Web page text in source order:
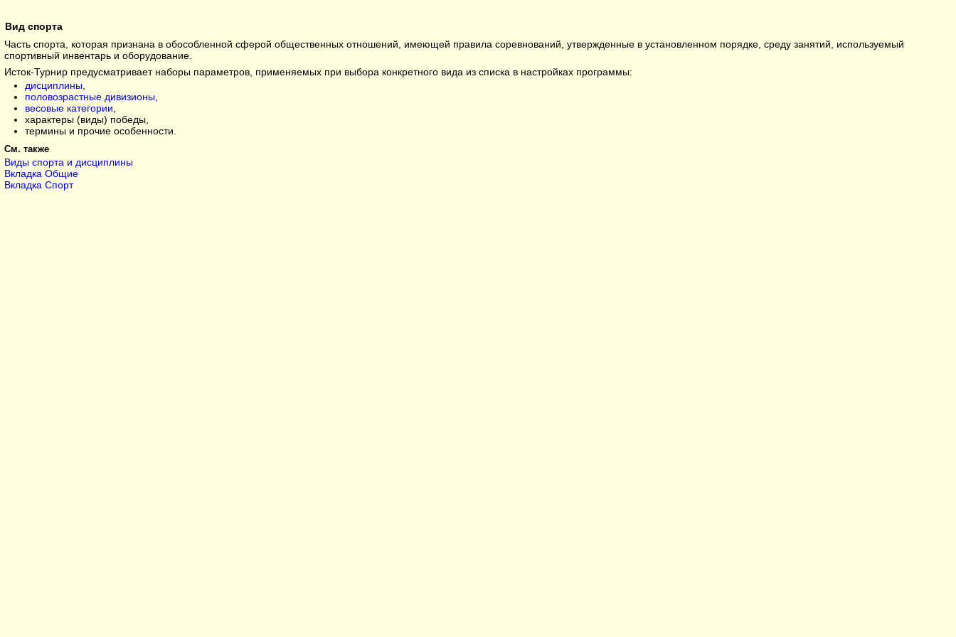
Вид спорта
Часть спорта, которая признана в обособленной сферой общественных отношений, имеющей правила соревнований, утвержденные в установленном порядке, среду занятий, используемый
спортивный инвентарь и оборудование.
Исток-Турнир предусматривает наборы параметров, применяемых при выбора конкретного вида из списка в настройках программы:
дисциплины,
половозрастные дивизионы,
весовые категории
характеры (виды) победы,
термины и прочие особенности.
См. также
Виды спорта и дисциплины
Вкладка Общие
Вкладка Спорт